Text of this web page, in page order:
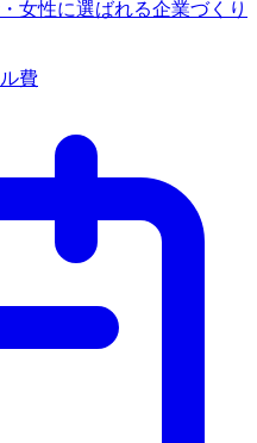
女性に選ばれる企業づくり
費